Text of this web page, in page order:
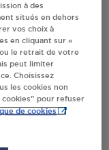
à des
situés en dehors
vos choix à
en cliquant sur «
le retrait de votre
peut limiter
Choisissez
les cookies non
pour refuser
de cookies